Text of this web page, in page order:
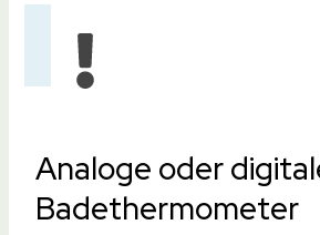
Analoge oder
Badethermometer